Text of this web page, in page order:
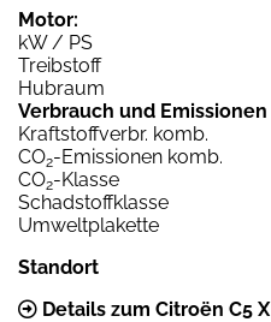
Motor:
kW / PS
Treibstoff
Hubraum
Verbrauch und Emissionen
Kraftstoffverbr. komb.
CO2-Emissionen komb.
CO2-Klasse
Schadstoffklasse
Umweltplakette
Standort
Details zum Citroën C5